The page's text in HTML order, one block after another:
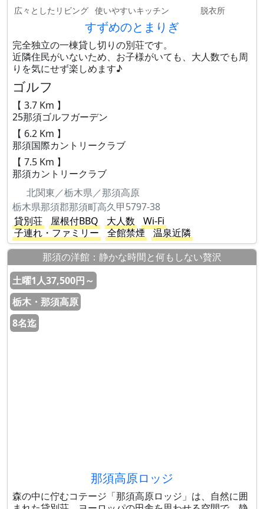
広々としたリビング 使いやすいキッチン 脱衣所
すずめのとまりぎ
完全独立の一棟貸し切りの別荘です。
近隣住民がいないため、お子様がいても、大人数でも周
りを気にせず楽しめます♪
ゴルフ
【 3.7 Km 】
25那須ゴルフガーデン
【 6.2 Km 】
那須国際カントリークラブ
【 7.5 Km 】
那須カントリークラブ
北関東／栃木県／那須高原
栃木県那須郡那須町高久甲5797-38
貸別荘
屋根付BBQ 大人数
Wi-Fi
子連れ・ファミリー
全館禁煙
温泉近隣
那須の洋館：静かな時間と何もしない贅沢
土曜1人37,500円～
栃木・那須高原
8名迄
那須高原ロッジ
森の中に佇むコテージ「那須高原ロッジ」は、自然に囲